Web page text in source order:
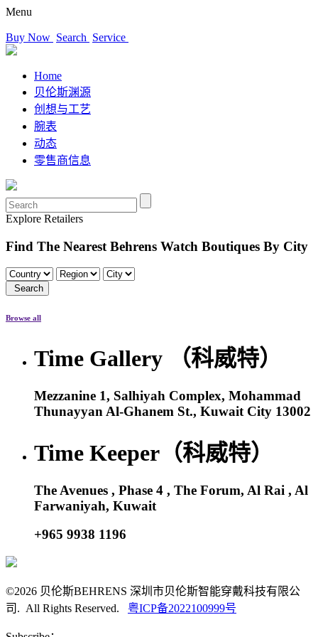
Menu
Buy Now Search Service
Home
贝伦斯渊源
创想与工艺
腕表
动态
零售商信息
Explore Retailers
Find The Nearest Behrens Watch Boutiques By City
Search
Browse all
Time Gallery （科威特）
Mezzanine 1, Salhiyah Complex, Mohammad
Thunayyan Al-Ghanem St., Kuwait City 13002
Time Keeper（科威特）
The Avenues , Phase 4 , The Forum, Al Rai , Al
Farwaniyah, Kuwait
+965 9938 1196
©2026 贝伦斯BEHRENS 深圳市贝伦斯智能穿戴科技有限公
司. All Rights Reserved. 粤ICP备2022100999号